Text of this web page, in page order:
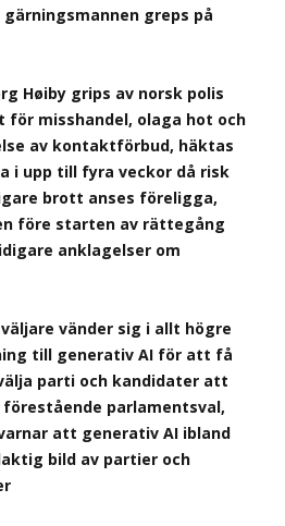
gärningsmannen greps på
Høiby grips av norsk polis
för misshandel, olaga hot och
av kontaktförbud, häktas
i upp till fyra veckor då risk
brott anses föreligga,
före starten av rättegång
anklagelser om
väljare vänder sig i allt högre
till generativ AI för att få
parti och kandidater att
parlamentsval,
att generativ AI ibland
bild av partier och